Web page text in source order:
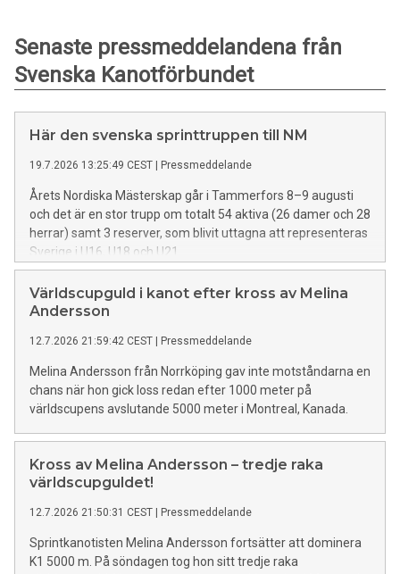
Senaste pressmeddelandena från
Svenska Kanotförbundet
Här den svenska sprinttruppen till NM
19.7.2026 13:25:49 CEST | Pressmeddelande
Årets Nordiska Mästerskap går i Tammerfors 8–9 augusti
och det är en stor trupp om totalt 54 aktiva (26 damer och 28
herrar) samt 3 reserver, som blivit uttagna att representeras
Sverige i U16, U18 och U21.
Världscupguld i kanot efter kross av Melina
Andersson
12.7.2026 21:59:42 CEST | Pressmeddelande
Melina Andersson från Norrköping gav inte motståndarna en
chans när hon gick loss redan efter 1000 meter på
världscupens avslutande 5000 meter i Montreal, Kanada.
Kross av Melina Andersson – tredje raka
världscupguldet!
12.7.2026 21:50:31 CEST | Pressmeddelande
Sprintkanotisten Melina Andersson fortsätter att dominera
K1 5000 m. På söndagen tog hon sitt tredje raka